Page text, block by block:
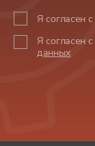
Я согласен с
Я согласен с
данных